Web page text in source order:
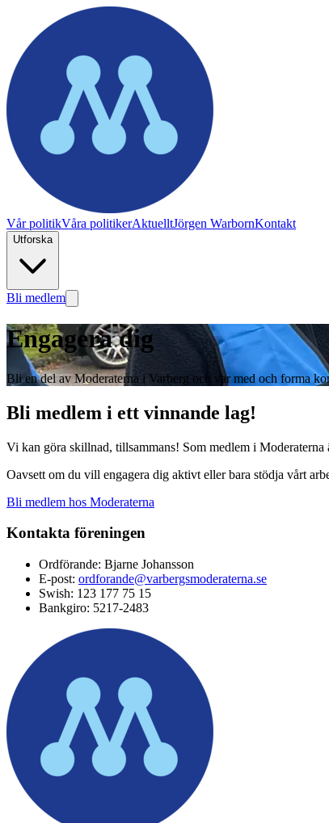
Vår politikVåra politikerAktuelltJörgen WarbornKontakt
Utforska
Bli medlem
Engagera dig
Bli en del av Moderaterna i Varberg och var med och forma
Bli medlem i ett vinnande lag!
Vi kan göra skillnad, tillsammans! Som medlem i
Oavsett om du vill engagera dig aktivt eller bara stödja vårt
Bli medlem hos Moderaterna
Kontakta föreningen
Ordförande: Bjarne Johansson
E-post: ordforande@varbergsmoderaterna.se
Swish: 123 177 75 15
Bankgiro: 5217-2483